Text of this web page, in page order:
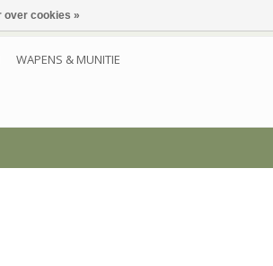
Account aanmaken
WAPENS & MUNITIE
over cookies »